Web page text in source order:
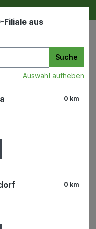
118
Filiale aus
Suche
Auswahl aufheben
0 km
0 km